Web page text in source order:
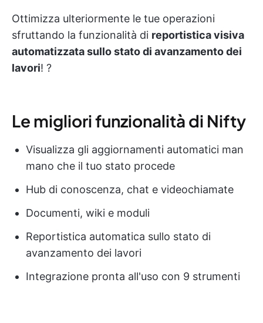
Ottimizza ulteriormente le tue operazioni
sfruttando la funzionalità di reportistica visiva
automatizzata sullo stato di avanzamento dei
lavori! ?
Le migliori funzionalità di Nifty
Visualizza gli aggiornamenti automatici man
mano che il tuo stato procede
Hub di conoscenza, chat e videochiamate
Documenti, wiki e moduli
Reportistica automatica sullo stato di
avanzamento dei lavori
Integrazione pronta all'uso con 9 strumenti